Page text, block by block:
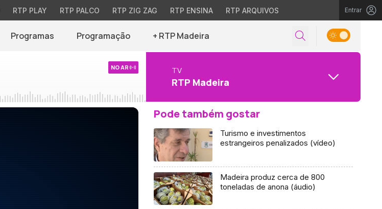
RTP PLAY RTP PALCO RTP ZIG ZAG RTP ENSINA RTP ARQUIVOS Entrar
Programas Programação + RTP Madeira
NO AR TV
RTP Madeira
Pode também gostar
Turismo e investimentos
estrangeiros penalizados (vídeo)
Madeira produz cerca de 800
toneladas de anona (áudio)